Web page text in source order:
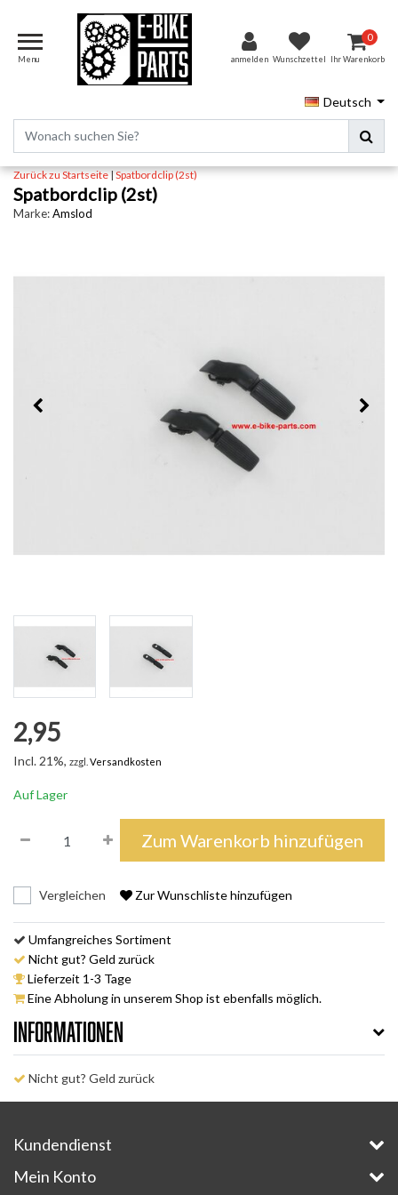
Menu anmelden Wunschzettel
0
Ihr Warenkorb
Deutsch
Zurück zu Startseite|Spatbordclip (2st)
Spatbordclip (2st)
Marke:Amslod
2,95
Incl. 21%, zzgl. Versandkosten
Auf Lager
Zum Warenkorb hinzufügen
Vergleichen Zur Wunschliste hinzufügen
Umfangreiches Sortiment
Nicht gut? Geld zurück
Lieferzeit 1-3 Tage
Eine Abholung in unserem Shop ist ebenfalls möglich.
Informationen
Nicht gut? Geld zurück
Kundendienst
Mein Konto